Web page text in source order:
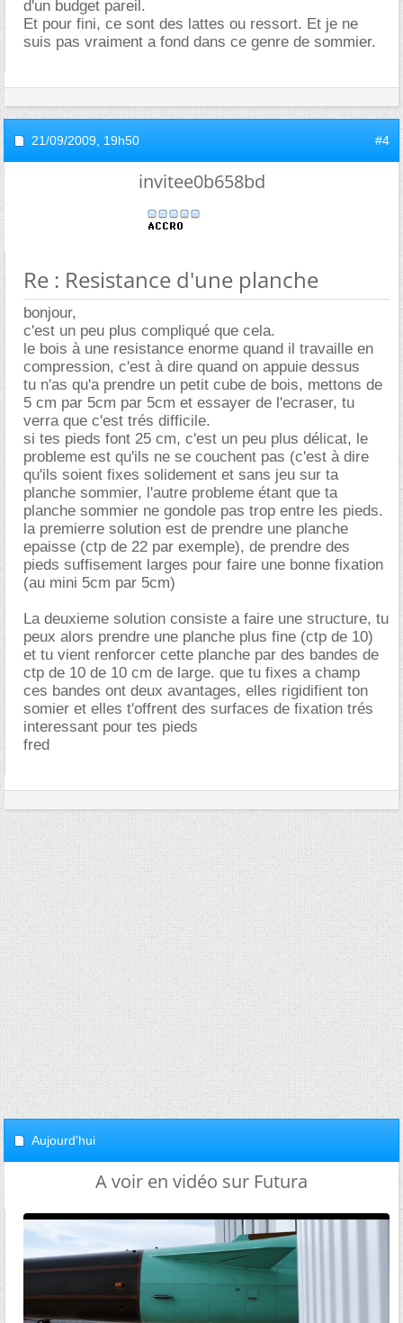
d'un budget pareil.
Et pour fini, ce sont des lattes ou ressort. Et je ne
suis pas vraiment a fond dans ce genre de sommier.
21/09/2009, 19h50 #4
invitee0b658bd
Re : Resistance d'une planche
bonjour,
c'est un peu plus compliqué que cela.
le bois à une resistance enorme quand il travaille en
compression, c'est à dire quand on appuie dessus
tu n'as qu'a prendre un petit cube de bois, mettons de
5 cm par 5cm par 5cm et essayer de l'ecraser, tu
verra que c'est trés difficile.
si tes pieds font 25 cm, c'est un peu plus délicat, le
probleme est qu'ils ne se couchent pas (c'est à dire
qu'ils soient fixes solidement et sans jeu sur ta
planche sommier, l'autre probleme étant que ta
planche sommier ne gondole pas trop entre les pieds.
la premierre solution est de prendre une planche
epaisse (ctp de 22 par exemple), de prendre des
pieds suffisement larges pour faire une bonne fixation
(au mini 5cm par 5cm)
La deuxieme solution consiste a faire une structure, tu
peux alors prendre une planche plus fine (ctp de 10)
et tu vient renforcer cette planche par des bandes de
ctp de 10 de 10 cm de large. que tu fixes a champ
ces bandes ont deux avantages, elles rigidifient ton
somier et elles t'offrent des surfaces de fixation trés
interessant pour tes pieds
fred
Aujourd'hui
A voir en vidéo sur Futura